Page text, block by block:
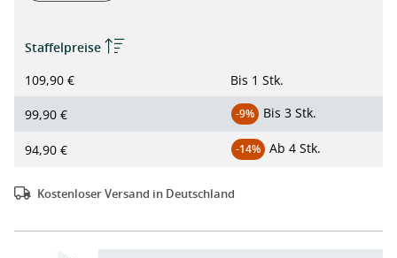
Staffelpreise
109,90 €
Bis 1 Stk.
99,90 € -9% Bis 3 Stk.
94,90 € -14% Ab 4 Stk.
Kostenloser Versand in Deutschland